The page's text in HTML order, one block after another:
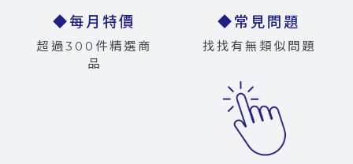
◆每月特價
超過300件精選商
品
◆常見問題
找找有無類似問題